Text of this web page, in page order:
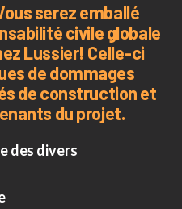
serez emballé
civile globale
Lussier! Celle-ci
de dommages
de construction et
du projet.
des divers